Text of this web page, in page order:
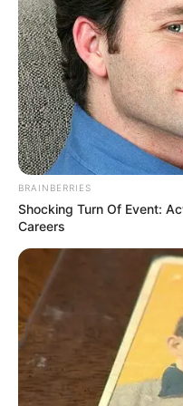
Parisien, le Républicain-
France, Paris Courses,
Magazine, Tropiques FM,
d’autres encore.
Faites votre propre
gratuit et obtenez un
outsiders.
MEILLEURES
BRAINBERRIES
Shocking Turn Of Event:
Careers